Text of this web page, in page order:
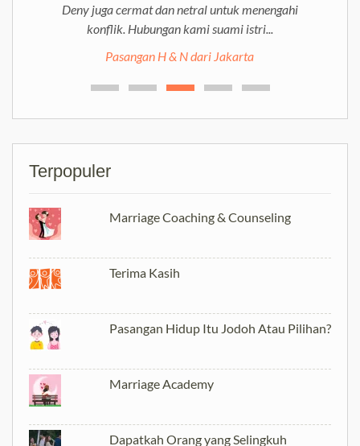
Deny juga cermat dan netral untuk menengahi
konflik. Hubungan kami suami istri...
Pasangan H & N dari Jakarta
Terpopuler
Marriage Coaching & Counseling
Terima Kasih
Pasangan Hidup Itu Jodoh Atau Pilihan?
Marriage Academy
Dapatkah Orang yang Selingkuh